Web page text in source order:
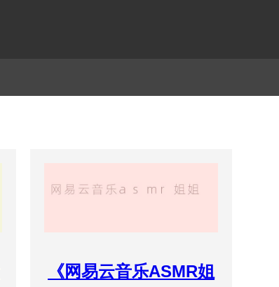
《网易云音乐ASMR姐